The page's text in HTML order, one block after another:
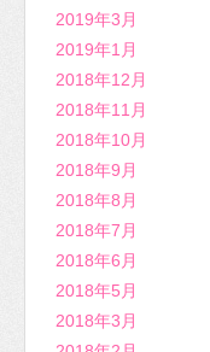
2019年3月
2019年1月
2018年12月
2018年11月
2018年10月
2018年9月
2018年8月
2018年7月
2018年6月
2018年5月
2018年3月